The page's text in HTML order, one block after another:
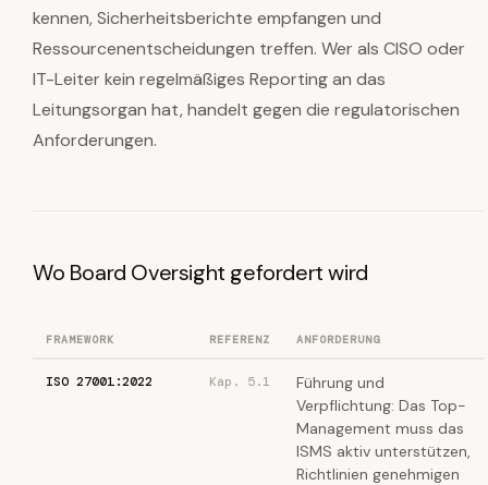
kennen, Sicherheitsberichte empfangen und
Ressourcenentscheidungen treffen. Wer als CISO oder
IT-Leiter kein regelmäßiges Reporting an das
Leitungsorgan hat, handelt gegen die regulatorischen
Anforderungen.
Wo Board Oversight gefordert wird
FRAMEWORK REFERENZ ANFORDERUNG
ISO 27001:2022 Kap. 5.1
Führung und
Verpflichtung: Das Top-
Management muss das
ISMS aktiv unterstützen,
Richtlinien genehmigen